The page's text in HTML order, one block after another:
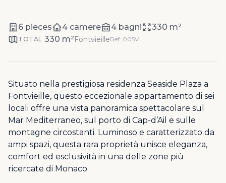
6 pieces 4 camere 4 bagni 330 m²
TOTAL 330 m²FontvieilleRef: 005V
Situato nella prestigiosa residenza Seaside Plaza a
Fontvieille, questo eccezionale appartamento di sei
locali offre una vista panoramica spettacolare sul
Mar Mediterraneo, sul porto di Cap-d’Ail e sulle
montagne circostanti. Luminoso e caratterizzato da
ampi spazi, questa rara proprietà unisce eleganza,
comfort ed esclusività in una delle zone più
ricercate di Monaco.